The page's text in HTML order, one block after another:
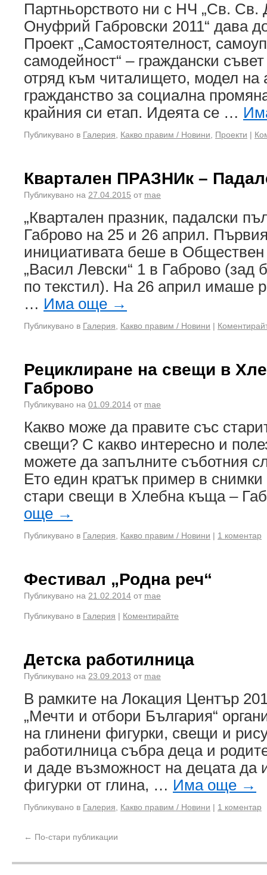
Партньорството ни с НЧ „Св. Св.
Онуфрий Габровски 2011“ дава
Проект „Самостоятелност,
самодейност“ – граждански
отряд към читалището, модел на
гражданство за социална
крайния си етап. Идеята се …
Публикувано в Галерия Какво правим / Новини Проекти |
Квартален ПРАЗНИк –
Публикувано на 27.04.2015 от mae
„Квартален празник, падалски
Габрово на 25 и 26 април.
инициативата беше в
„Васил Левски“ 1 в Габрово (зад
по текстил). На 26 април имаше
… Има още →
Публикувано в Галерия Какво правим / Новини |
Рециклиране на свещи в
Габрово
Публикувано на 01.09.2014 от mae
Какво може да правите със
свещи? С какво интересно и
можете да запълните съботния
Ето един кратък пример в
стари свещи в Хлебна къща –
още →
Публикувано в Галерия Какво правим / Новини | 1 коментар
Фестивал „Родна реч“
Публикувано на 21.02.2014 от mae
Публикувано в Галерия | Коментирайте
Детска работилница
Публикувано на 23.09.2013 от mae
В рамките на Локация Център
„Мечти и отбори България“
на глинени фигурки, свещи и
работилница събра деца и
и даде възможност на децата да
фигурки от глина, … Има още →
Публикувано в Галерия Какво правим / Новини | 1 коментар
← По-стари публикации